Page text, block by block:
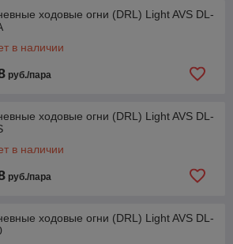
ходовые огни (DRL) Light AVS DL-
в наличии
руб./пара
ходовые огни (DRL) Light AVS DL-
в наличии
руб./пара
ходовые огни (DRL) Light AVS DL-